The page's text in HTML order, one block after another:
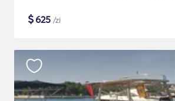
$625 /zi